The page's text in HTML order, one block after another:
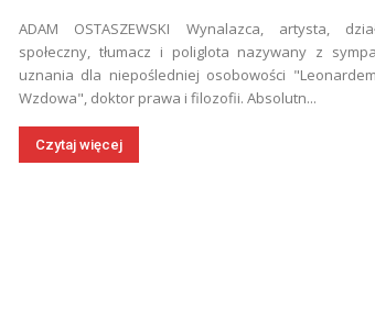
ADAM OSTASZEWSKI Wynalazca, artysta,
społeczny, tłumacz i poliglota nazywany z
uznania dla niepośledniej osobowości
Wzdowa", doktor prawa i filozofii. Absolutn...
Czytaj więcej